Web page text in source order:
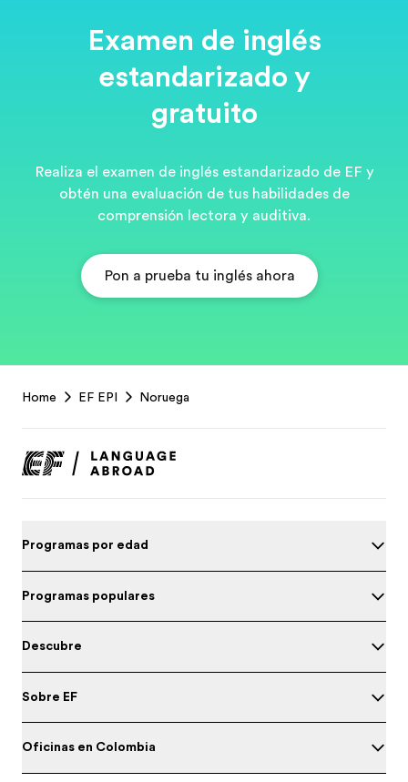
Examen de inglés
estandarizado y
gratuito
Realiza el examen de inglés estandarizado de EF y
obtén una evaluación de tus habilidades de
comprensión lectora y auditiva.
Pon a prueba tu inglés ahora
Footer
Home EF EPI Noruega
Programas por edad
Programas populares
Descubre
Sobre EF
Oficinas en Colombia